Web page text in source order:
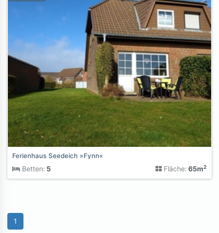
Ferienhaus Seedeich »Fynn«
Betten: 5 Fläche: 65m2
1